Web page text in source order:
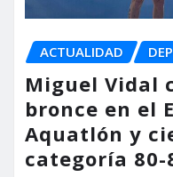
ACTUALIDAD
Miguel Vidal
bronce en el
Aquatlón y
categoría